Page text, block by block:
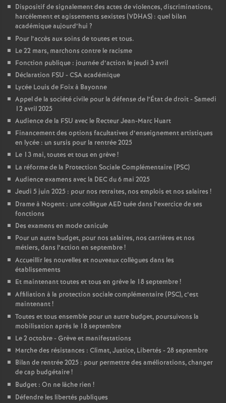
Dispositif de signalement des actes de violences, discriminations,
harcèlement et agissements sexistes (VDHAS) : quel bilan
académique aujourd’hui ?
Pour l’accès aux soins de toutes et tous.
Le 22 mars, marchons contre le racisme
Fonction publique : journée d’action le jeudi 3 avril
Déclaration FSU - CSA académique
Lycée Louis de Foix à Bayonne
Appel de la société civile pour la défense de l’État de droit - Samedi
12 avril 2025
Audience de la FSU avec le Recteur Jean-Marc Huart
Financement des options facultatives d’enseignement artistiques
en lycée : un sursis pour la rentrée 2025
Le 13 mai, toutes et tous en grève!
La réforme de la Protection Sociale Complémentaire (PSC)
Audience examens avec la DEC du 6 mai 2025
Jeudi 5 juin 2025 : pour nos retraites, nos emplois et nos salaires !
Drame à Nogent : une collègue AED tuée dans l’exercice de ses
fonctions
Des examens en mode canicule
Pour un autre budget, pour nos salaires, nos carrières et nos
métiers, dans l’action en septembre!
Accueillir les nouvelles et nouveaux collègues dans les
établissements
Et maintenant toutes et tous en grève le 18 septembre!
Affiliation à la protection sociale complémentaire (PSC), c’est
maintenant!
Toutes et tous ensemble pour un autre budget, poursuivons la
mobilisation après le 18 septembre
Le 2 octobre - Grève et manifestations
Marche des résistances : Climat, Justice, Libertés - 28 septembre
Bilan de rentrée 2025 : pour permettre des améliorations, changer
de cap budgétaire!
Budget : On ne lâche rien !
Défendre les libertés publiques